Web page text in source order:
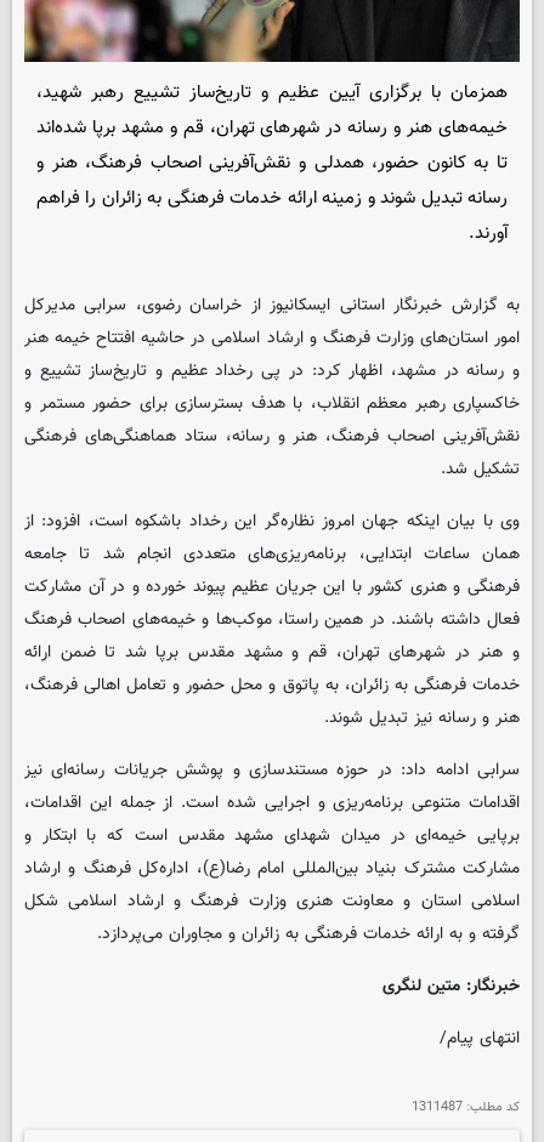
همزمان با برگزاری آیین عظیم و تاریخ‌ساز تشییع رهبر شهید،
خیمه‌های هنر و رسانه در شهرهای تهران، قم و مشهد برپا شده‌اند
تا به کانون حضور، همدلی و نقش‌آفرینی اصحاب فرهنگ، هنر و
رسانه تبدیل شوند و زمینه ارائه خدمات فرهنگی به زائران را فراهم
آورند.
به گزارش خبرنگار استانی ایسکانیوز از خراسان رضوی، سرابی مدیرکل
امور استان‌های وزارت فرهنگ و ارشاد اسلامی در حاشیه افتتاح خیمه هنر
و رسانه در مشهد، اظهار کرد: در پی رخداد عظیم و تاریخ‌ساز تشییع و
خاکسپاری رهبر معظم انقلاب، با هدف بسترسازی برای حضور مستمر و
نقش‌آفرینی اصحاب فرهنگ، هنر و رسانه، ستاد هماهنگی‌های فرهنگی
تشکیل شد.
وی با بیان اینکه جهان امروز نظاره‌گر این رخداد باشکوه است، افزود: از
همان ساعات ابتدایی، برنامه‌ریزی‌های متعددی انجام شد تا جامعه
فرهنگی و هنری کشور با این جریان عظیم پیوند خورده و در آن مشارکت
فعال داشته باشند. در همین راستا، موکب‌ها و خیمه‌های اصحاب فرهنگ
و هنر در شهرهای تهران، قم و مشهد مقدس برپا شد تا ضمن ارائه
خدمات فرهنگی به زائران، به پاتوق و محل حضور و تعامل اهالی فرهنگ،
هنر و رسانه نیز تبدیل شوند.
سرابی ادامه داد: در حوزه مستندسازی و پوشش جریانات رسانه‌ای نیز
اقدامات متنوعی برنامه‌ریزی و اجرایی شده است. از جمله این اقدامات،
برپایی خیمه‌ای در میدان شهدای مشهد مقدس است که با ابتکار و
مشارکت مشترک بنیاد بین‌المللی امام رضا(ع)، اداره‌کل فرهنگ و ارشاد
اسلامی استان و معاونت هنری وزارت فرهنگ و ارشاد اسلامی شکل
گرفته و به ارائه خدمات فرهنگی به زائران و مجاوران می‌پردازد.
خبرنگار: متین لنگری
انتهای پیام/
کد مطلب: 1311487